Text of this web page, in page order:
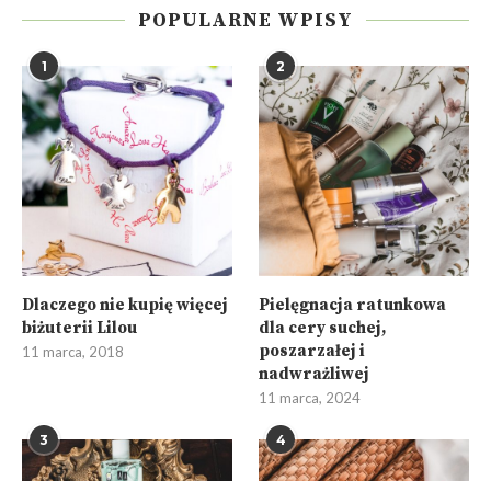
POPULARNE WPISY
1
Dlaczego nie kupię więcej
biżuterii Lilou
11 marca, 2018
2
Pielęgnacja ratunkowa
dla cery suchej,
poszarzałej i
nadwrażliwej
11 marca, 2024
3 4